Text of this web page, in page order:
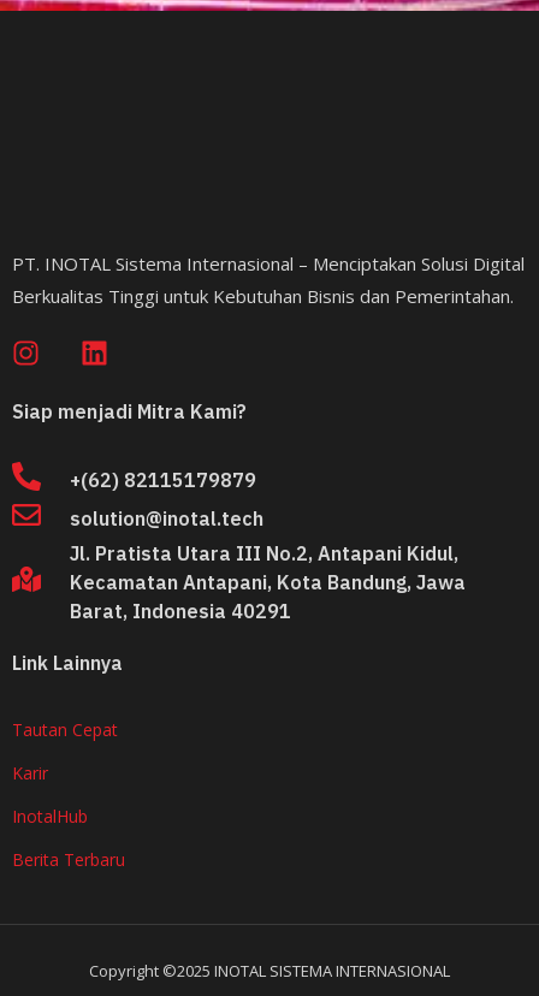
PT. INOTAL Sistema Internasional – Menciptakan Solusi Digital
Berkualitas Tinggi untuk Kebutuhan Bisnis dan Pemerintahan.
Siap menjadi Mitra Kami?
+(62) 82115179879​
solution@inotal.tech
Jl. Pratista Utara III No.2, Antapani Kidul,
Kecamatan Antapani, Kota Bandung, Jawa
Barat, Indonesia 40291
Link Lainnya
Tautan Cepat
Karir
InotalHub
Berita Terbaru
Copyright ©2025 INOTAL SISTEMA INTERNASIONAL